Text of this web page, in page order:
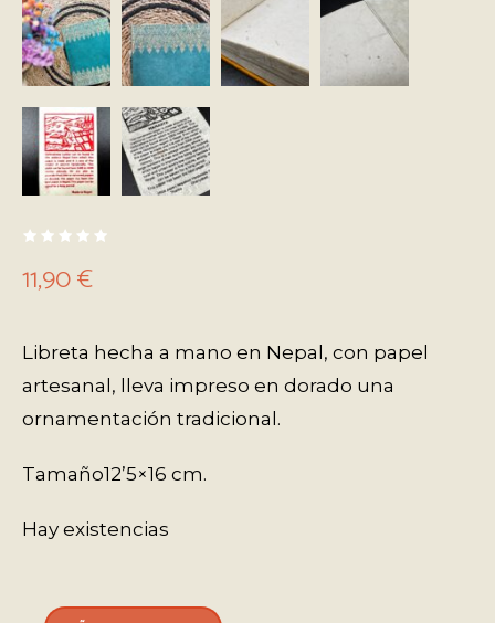
11,90€
Libreta hecha a mano en Nepal, con papel
artesanal, lleva impreso en dorado una
ornamentación tradicional.
Tamaño12’5×16 cm.
Hay existencias